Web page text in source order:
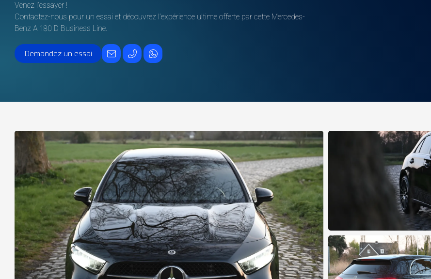
Venez l’essayer !
Contactez-nous pour un essai et découvrez l’expérience ultime offerte par cette Mercedes-
Benz A 180 D Business Line.
Demandez un essai